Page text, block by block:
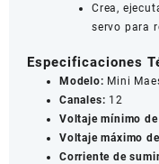
Crea,
servo para
Especificaciones
Modelo: Mini
Canales: 12
Voltaje mínimo
Voltaje máximo
Corriente de